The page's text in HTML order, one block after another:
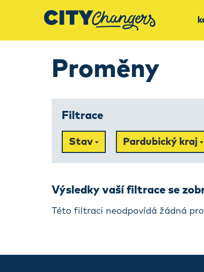
Proměny
Filtrace
Stav Pardubický kraj
Výsledky vaší filtrace se
Této filtraci neodpovídá žádná